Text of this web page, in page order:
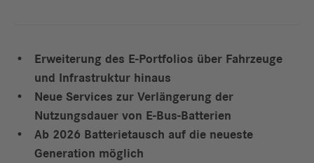
Erweiterung des E-Portfolios über Fahrzeuge
und Infrastruktur hinaus
Neue Services zur Verlängerung der
Nutzungsdauer von E-Bus-Batterien
Ab 2026 Batterietausch auf die neueste
Generation möglich